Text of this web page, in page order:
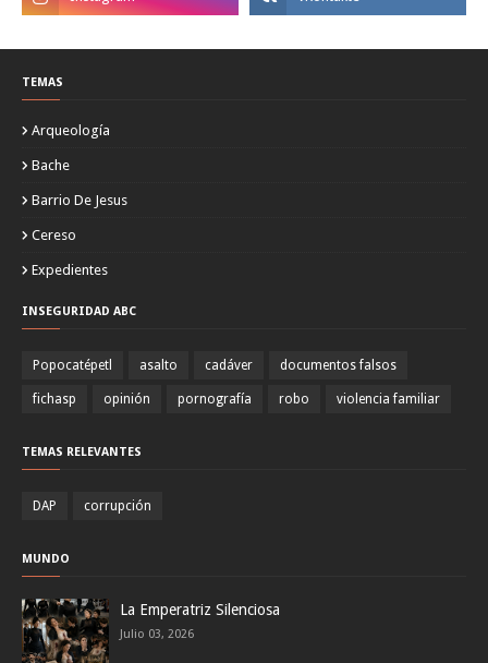
TEMAS
Arqueología
Bache
Barrio De Jesus
Cereso
Expedientes
INSEGURIDAD ABC
Popocatépetl asalto cadáver documentos falsos
fichasp opinión pornografía robo violencia familiar
TEMAS RELEVANTES
DAP corrupción
MUNDO
La Emperatriz Silenciosa
Julio 03, 2026